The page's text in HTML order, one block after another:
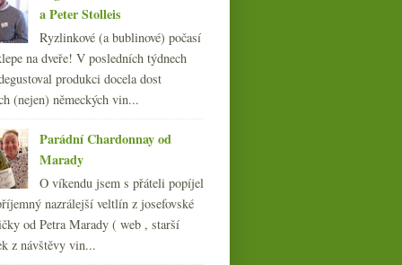
a Champagne Phil...
Plusy a mínusy Prague Food
Festivalu 2009
května(20)
dubna(21)
března(23)
února(20)
ledna (20)
(270)
(108)
a Peter Stolleis
Ryzlinkové (a bublinové) počasí
na dveře! V posledních týdnech
produkci docela dost
(nejen) německých vin...
Parádní Chardonnay od
Marady
O víkendu jsem s přáteli popíjel
nazrálejší veltlín z josefovské
od Petra Marady ( web , starší
z návštěvy vin...